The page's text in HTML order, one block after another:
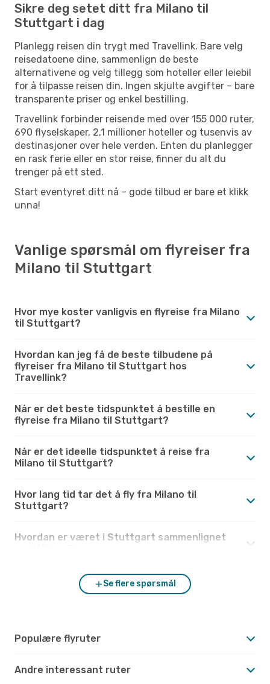
Sikre deg setet ditt fra Milano til
Stuttgart i dag
Planlegg reisen din trygt med Travellink. Bare velg
reisedatoene dine, sammenlign de beste
alternativene og velg tillegg som hoteller eller leiebil
for å tilpasse reisen din. Ingen skjulte avgifter – bare
transparente priser og enkel bestilling.
Travellink forbinder reisende med over 155 000 ruter,
690 flyselskaper, 2,1 millioner hoteller og tusenvis av
destinasjoner over hele verden. Enten du planlegger
en rask ferie eller en stor reise, finner du alt du
trenger på ett sted.
Start eventyret ditt nå – gode tilbud er bare et klikk
unna!
Vanlige spørsmål om flyreiser fra
Milano til Stuttgart
Hvor mye koster vanligvis en flyreise fra Milano
til Stuttgart?
Hvordan kan jeg få de beste tilbudene på
flyreiser fra Milano til Stuttgart hos
Travellink?
Når er det beste tidspunktet å bestille en
flyreise fra Milano til Stuttgart?
Når er det ideelle tidspunktet å reise fra
Milano til Stuttgart?
Hvor lang tid tar det å fly fra Milano til
Stuttgart?
Hvordan er været i Stuttgart sammenlignet
Se flere spørsmål
Populære flyruter
Andre interessant ruter